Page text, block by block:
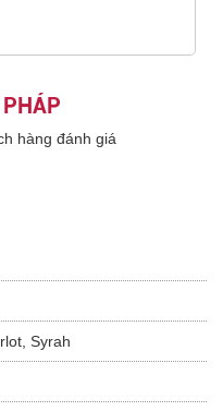
PHÁP
hàng đánh giá
Syrah